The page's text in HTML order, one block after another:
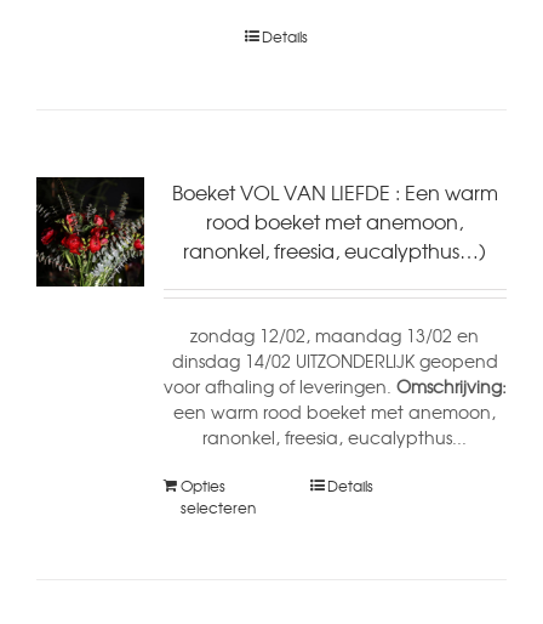
Details
Boeket VOL VAN LIEFDE : Een warm
rood boeket met anemoon,
ranonkel, freesia, eucalypthus…)
zondag 12/02, maandag 13/02 en
dinsdag 14/02 UITZONDERLIJK geopend
voor afhaling of leveringen. Omschrijving:
een warm rood boeket met anemoon,
ranonkel, freesia, eucalypthus...
Opties
selecteren
Details